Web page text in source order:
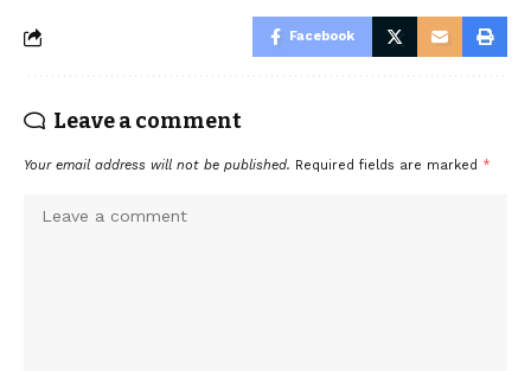
Facebook
Leave a comment
Your email address will not be published. Required fields are marked *